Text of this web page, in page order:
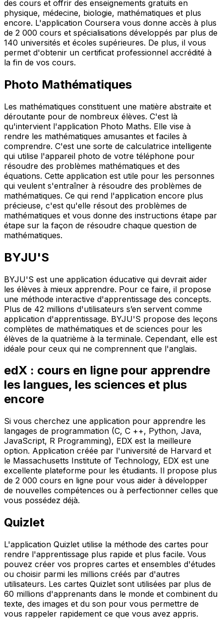
des cours et offrir des enseignements gratuits en
physique, médecine, biologie, mathématiques et plus
encore. L'application Coursera vous donne accès à plus
de 2 000 cours et spécialisations développés par plus de
140 universités et écoles supérieures. De plus, il vous
permet d'obtenir un certificat professionnel accrédité à
la fin de vos cours.
Photo Mathématiques
Les mathématiques constituent une matière abstraite et
déroutante pour de nombreux élèves. C'est là
qu'intervient l'application Photo Maths. Elle vise à
rendre les mathématiques amusantes et faciles à
comprendre. C'est une sorte de calculatrice intelligente
qui utilise l'appareil photo de votre téléphone pour
résoudre des problèmes mathématiques et des
équations. Cette application est utile pour les personnes
qui veulent s'entraîner à résoudre des problèmes de
mathématiques. Ce qui rend l'application encore plus
précieuse, c'est qu'elle résout des problèmes de
mathématiques et vous donne des instructions étape par
étape sur la façon de résoudre chaque question de
mathématiques.
BYJU'S
BYJU'S est une application éducative qui devrait aider
les élèves à mieux apprendre. Pour ce faire, il propose
une méthode interactive d'apprentissage des concepts.
Plus de 42 millions d'utilisateurs s’en servent comme
application d'apprentissage. BYJU'S propose des leçons
complètes de mathématiques et de sciences pour les
élèves de la quatrième à la terminale. Cependant, elle est
idéale pour ceux qui ne comprennent que l'anglais.
edX : cours en ligne pour apprendre
les langues, les sciences et plus
encore
Si vous cherchez une application pour apprendre les
langages de programmation (C, C ++, Python, Java,
JavaScript, R Programming), EDX est la meilleure
option. Application créée par l'université de Harvard et
le Massachusetts Institute of Technology, EDX est une
excellente plateforme pour les étudiants. Il propose plus
de 2 000 cours en ligne pour vous aider à développer
de nouvelles compétences ou à perfectionner celles que
vous possédez déjà.
Quizlet
L'application Quizlet utilise la méthode des cartes pour
rendre l'apprentissage plus rapide et plus facile. Vous
pouvez créer vos propres cartes et ensembles d'études
ou choisir parmi les millions créés par d'autres
utilisateurs. Les cartes Quizlet sont utilisées par plus de
60 millions d'apprenants dans le monde et combinent du
texte, des images et du son pour vous permettre de
vous rappeler rapidement ce que vous avez appris.